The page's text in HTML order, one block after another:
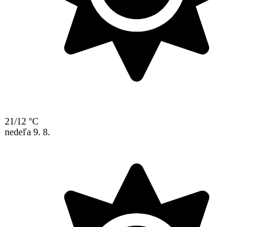
21/12 °C
nedeľa 9. 8.